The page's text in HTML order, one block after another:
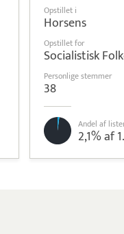
Opstillet i
Horsens
Opstillet for
Socialistisk
Personlige stemmer
38
Andel af
2,1% af